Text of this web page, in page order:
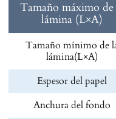
Tamaño máximo de
lámina (L×A)
Tamaño mínimo de
lámina(L×A)
Espesor del papel
Anchura del fondo